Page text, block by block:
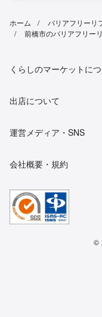
ホーム バリアフリーリ
前橋市のバリアフリー
くらしのマーケットに
出店について
運営メディア・SNS
会社概要・規約
©